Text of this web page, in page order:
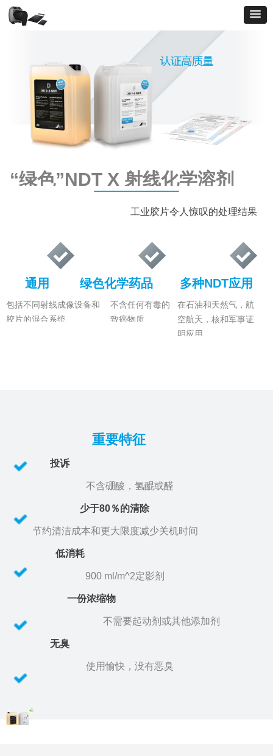
包括不同射线成像设备和
胶片的混合系统
通用
“绿色”NDT X 射线化学溶剂
工业胶片令人惊叹的处理结果
不含任何有毒的
致癌物质
绿色化学药品
在石油和天然气，航
空航天，核和军事证
明应用
多种NDT应用
节约清洁成本和更大限度减少关机时间
不需要起动剂或其他添加剂
不含硼酸，氢醌或醛
使用愉快，没有恶臭
900 ml/m^2定影剂
少于80％的清除
重要特征
一份浓缩物
低消耗
投诉
无臭